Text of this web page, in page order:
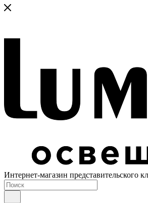
Интернет-магазин представительского